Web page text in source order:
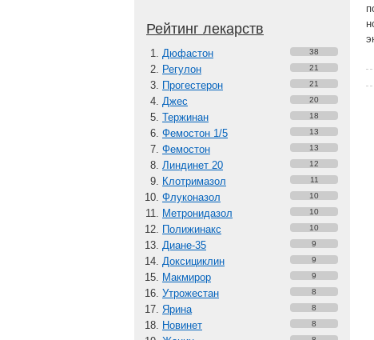
Рейтинг лекарств
Дюфастон 38
Регулон 21
Прогестерон 21
Джес 20
Тержинан 18
Фемостон 1/5 13
Фемостон 13
Линдинет 20 12
Клотримазол 11
Флуконазол 10
Метронидазол 10
Полижинакс 10
Диане-35 9
Доксициклин 9
Макмирор 9
Утрожестан 8
Ярина 8
Новинет 8